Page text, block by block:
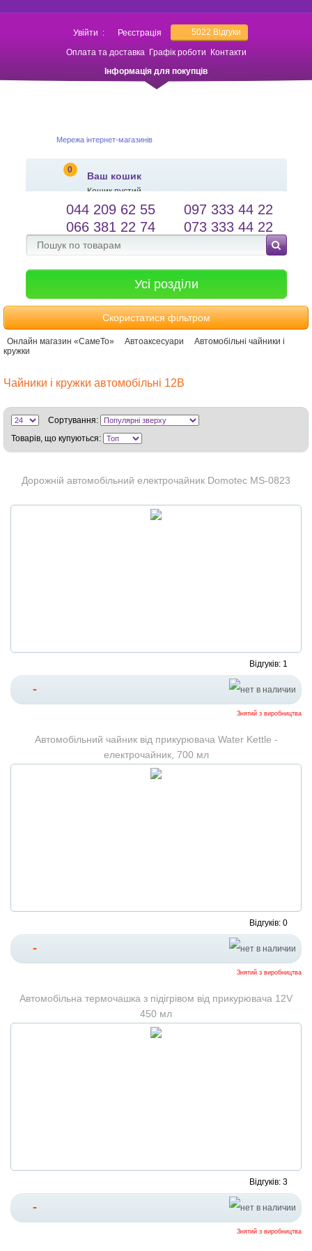
Увійти : Реєстрація 5022 Відгуки
Оплата та доставка Графік роботи
Контакти
Інформація для покупців
Мережа інтернет-магазинів
0
Ваш кошик
Кошик пустий
salessameto@gmail.com
Зворотній зв'язок
Мова сайту
044 209 62 55
097 333 44 22
066 381 22 74
073 333 44 22
Усі розділи
Скористатися фільтром
Онлайн магазин «СамеТо» Автоаксесуари
Автомобільні чайники і
кружки
Чайники і кружки автомобільні 12В
Сортування:
Товарів, що купуються:
Дорожній автомобільний електрочайник Domotec MS-0823
Відгуків: 1
-
Знятий з виробництва
Автомобільний чайник від прикурювача Water Kettle -
електрочайник, 700 мл
Відгуків: 0
-
Знятий з виробництва
Автомобільна термочашка з підігрівом від прикурювача 12V
450 мл
Відгуків: 3
-
Знятий з виробництва